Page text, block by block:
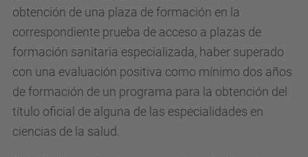
obtención de una plaza de formación en la
correspondiente prueba de acceso a plazas de
formación sanitaria especializada, haber superado
con una evaluación positiva como mínimo dos años
de formación de un programa para la obtención del
título oficial de alguna de las especialidades en
ciencias de la salud.